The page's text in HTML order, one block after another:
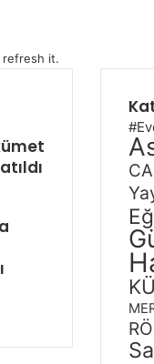
refresh it.